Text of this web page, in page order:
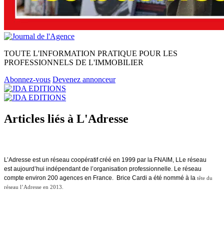
TOUTE L'INFORMATION PRATIQUE POUR LES
PROFESSIONNELS DE L'IMMOBILIER
Abonnez-vous Devenez annonceur
Articles liés à L'Adresse
L’Adresse est un réseau coopératif créé en 1999 par la FNAIM, LLe réseau
est aujourd’hui indépendant de l’organisation professionnelle. Le réseau
compte environ 200 agences en France. Brice Cardi a été nommé à la tête du
réseau l’Adresse en 2013.